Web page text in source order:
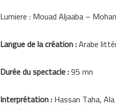
Lumiere : Mouad Aljaaba –
Langue de la création :Arabe
Durée du spectacle :95 mn
Interprétation :Hassan Taha,